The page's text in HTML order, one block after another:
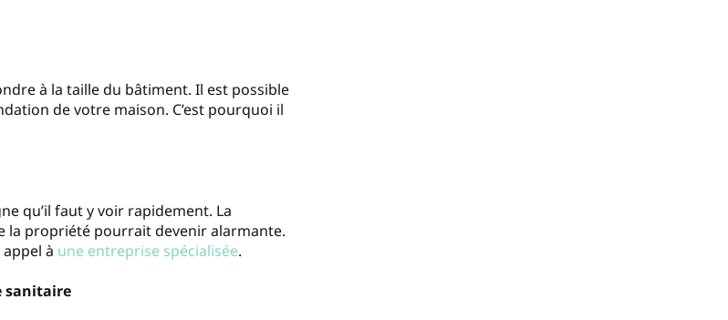
à la taille du bâtiment. Il est possible
de votre maison. C’est pourquoi il
qu’il faut y voir rapidement. La
la propriété pourrait devenir alarmante.
à une entreprise spécialisée.
sanitaire